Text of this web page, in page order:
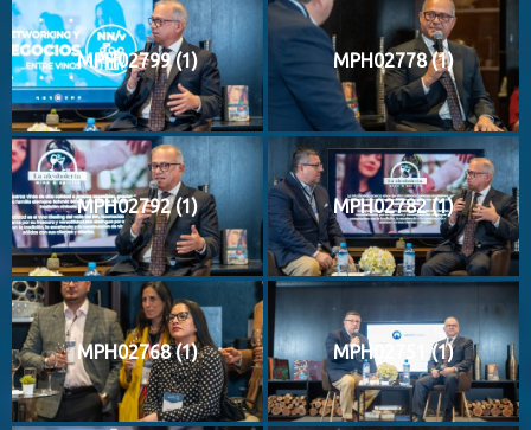
MPH02799 (1) MPH02778 (1)
MPH02792 (1) MPH02782 (1)
MPH02768 (1) MPH02751 (1)